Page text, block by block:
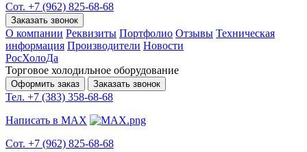
Сот. +7 (962) 825-68-68
Заказать звонок
О компании Реквизиты Портфолио Отзывы Техническая
информация Производители Новости
РосХолоДа
Торговое холодильное оборудование
Оформить заказ Заказать звонок
Тел. +7 (383) 358-68-68
Написать в MAX
Сот. +7 (962) 825-68-68